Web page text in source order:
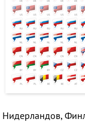
Нидерландов,